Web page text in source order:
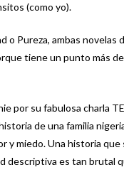
(como yo).
Pureza, ambas novelas
tiene un punto más
por su fabulosa charla
de una familia
y miedo. Una historia
descriptiva es tan brutal